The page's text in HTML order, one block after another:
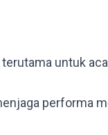
untuk
performa